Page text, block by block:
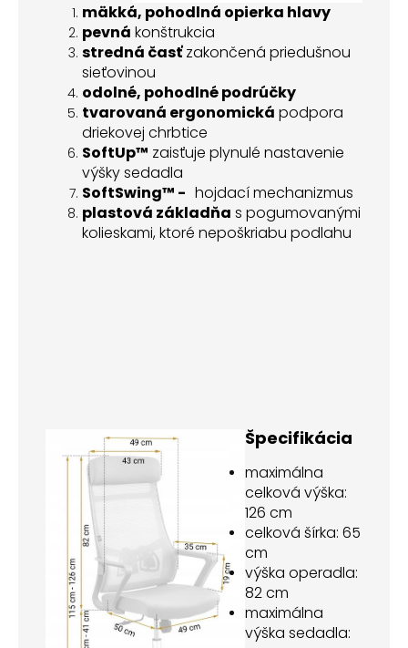
mäkká, pohodlná opierka hlavy
pevná konštrukcia
stredná časťzakončená priedušnou
sieťovinou
odolné, pohodlné podrúčky
tvarovaná ergonomická podpora
driekovej chrbtice
SoftUp™ zaisťuje plynulé nastavenie
výšky sedadla
SoftSwing™ - hojdací mechanizmus
plastová základňa s pogumovanými
kolieskami, ktoré nepoškriabu podlahu
Špecifikácia
maximálna
celková výška:
126 cm
celková šírka: 65
cm
výška operadla:
82 cm
maximálna
výška sedadla: